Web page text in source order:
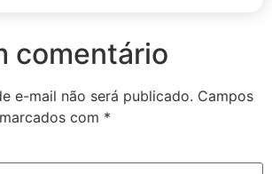
comentário
e-mail não será publicado. Campos
com *